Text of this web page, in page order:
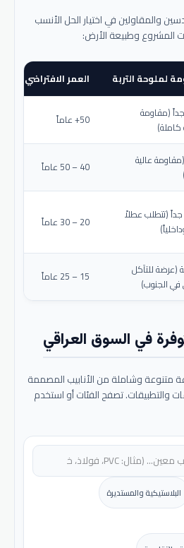
والمقاولين في اختيار الحل الأنسب
وطبيعة الأرض:
لملوحة التربة العمر الافتراضي
(مقاومة
كاملة)
50+ عاماً
عالية
40 – 50 عاماً
(تتطلب عطلاً
20 – 30 عاماً
(عرضة للتآكل
في الجنوب)
15 – 25 عاماً
في السوق العراقي
متنوعة وشاملة من الأنابيب المصممة
والتطبيقات. تصفح الفئات أو استخدم
البلاستيكية والمستديرة